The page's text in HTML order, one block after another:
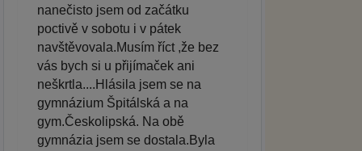
nanečisto jsem od začátku
poctivě v sobotu i v pátek
navštěvovala.Musím říct ,že bez
vás bych si u přijímaček ani
neškrtla....Hlásila jsem se na
gymnázium Špitálská a na
gym.Českolipská. Na obě
gymnázia jsem se dostala.Byla